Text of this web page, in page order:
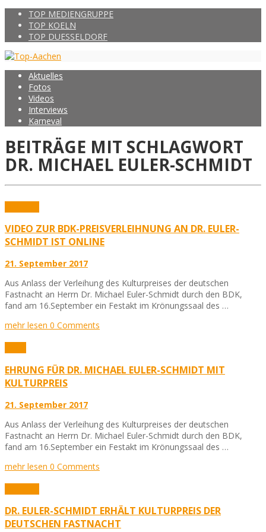
TOP MEDIENGRUPPE
TOP KOELN
TOP DUESSELDORF
Aktuelles
Fotos
Videos
Interviews
Karneval
BEITRÄGE MIT SCHLAGWORT
DR. MICHAEL EULER-SCHMIDT
VIDEO ZUR BDK-PREISVERLEIHNUNG AN DR. EULER-
SCHMIDT IST ONLINE
21. September 2017
Aus Anlass der Verleihung des Kulturpreises der deutschen
Fastnacht an Herrn Dr. Michael Euler-Schmidt durch den BDK,
fand am 16.September ein Festakt im Krönungssaal des …
mehr lesen 0 Comments
EHRUNG FÜR DR. MICHAEL EULER-SCHMIDT MIT
KULTURPREIS
21. September 2017
Aus Anlass der Verleihung des Kulturpreises der deutschen
Fastnacht an Herrn Dr. Michael Euler-Schmidt durch den BDK,
fand am 16.September ein Festakt im Krönungssaal des …
mehr lesen 0 Comments
DR. EULER-SCHMIDT ERHÄLT KULTURPREIS DER
DEUTSCHEN FASTNACHT